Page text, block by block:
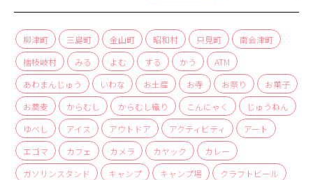
かう
商品
検索
ABOUT
相談窓口
アクセス
お問い合わせ
柳津町 三島町 金山町 昭和村 只見町
南会津町
檜枝岐村
みる よむ する かう
ATM
あわまんじゅう
いわな お土産 お寺 お祭り
お菓子
お蕎麦
からむし からむし織り こんにゃく
じゅうねん
ゆべし
アイス アウトドア アクティビティ
アート
エゴマ
カフェ カメラ カヤック
カレー
ガソリンスタンド
キャンプ キャンプ場
クラフトビール